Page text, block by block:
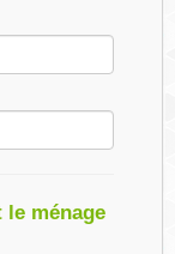
le ménage